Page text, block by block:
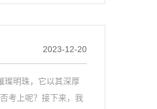
2023-12-20
璨明珠，它以其深厚
考上呢？接下来，我